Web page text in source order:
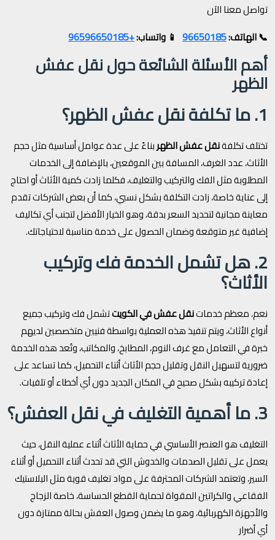
تواصل معنا الآن
📞 الهاتف:96650185 📱 واتساب:+96596650185
أهم الأسئلة الشائعة حول نقل عفش
الظهر
1. ما تكلفة نقل عفش الظهر؟
تختلف تكلفةنقل عفش الظهربناءً على عدة عوامل أساسية مثل حجم
الأثاث، عدد الغرف، المسافة بين الموقعين، بالإضافة إلى الخدمات
المطلوبة مثل الفك والتركيب والتغليف، فكلما زادت كمية الأثاث أو احتاج
إلى عناية خاصة، زادت التكلفة بشكل نسبي، كما أن بعض الشركات تقدم
معاينة مجانية لتحديد السعر بدقة، وهو الخيار الأفضل لتجنب أي تكاليف
إضافية غير متوقعة وضمان الحصول على خدمة مناسبة لاحتياجاتك.
2. هل تشمل الخدمة فك وتركيب
الأثاث؟
نعم، معظم خدماتنقل عفش في الكويتتشمل فك وتركيب جميع
أنواع الأثاث، ويتم تنفيذ هذه العملية بواسطة فنيين متخصصين لديهم
خبرة في التعامل مع غرف النوم، المطابخ، والمكاتب، وتُعد هذه الخدمة
ضرورية لتسهيل النقل وتقليل حجم الأثاث أثناء التحميل، كما تساعد على
إعادة تركيبه بشكل صحيح في المكان الجديد دون أي أخطاء أو تلفيات.
3. ما أهمية التغليف في نقل العفش؟
التغليف هو العنصر الأساسي في حماية الأثاث أثناء عملية النقل، حيث
يعمل على تقليل الصدمات والخدوش التي قد تحدث أثناء التحميل أو أثناء
السير، وتعتمد الشركات المحترفة على مواد تغليف قوية مثل البلاستيك
الفقاعي والكراتين المقواة لحماية القطع الحساسة، خاصة الزجاج
والأجهزة الكهربائية، وهو ما يضمن وصول العفش بحالة ممتازة دون
أي أضرار